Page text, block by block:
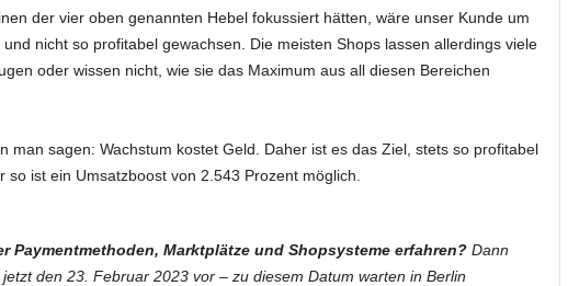
der vier oben genannten Hebel fokussiert hätten, wäre unser Kunde um
nicht so profitabel gewachsen. Die meisten Shops lassen allerdings viele
oder wissen nicht, wie sie das Maximum aus all diesen Bereichen
man sagen: Wachstum kostet Geld. Daher ist es das Ziel, stets so profitabel
so ist ein Umsatzboost von 2.543 Prozent möglich.
Paymentmethoden, Marktplätze und Shopsysteme erfahren?Dann
den 23. Februar 2023 vor – zu diesem Datum warten in Berlin